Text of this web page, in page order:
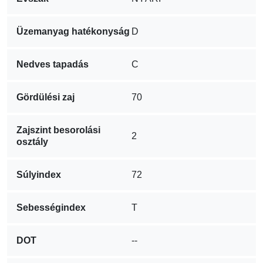
Üzemanyag hatékonyság D
Nedves tapadás C
Gördülési zaj 70
Zajszint besorolási
osztály
2
Súlyindex 72
Sebességindex T
DOT --